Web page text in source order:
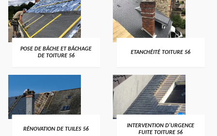
>
POSE DE BÂCHE ET BÂCHAGE
DE TOITURE 56
>
ETANCHÉITÉ TOITURE 56
>
RÉNOVATION DE TUILES 56 >
INTERVENTION D'URGENCE
FUITE TOITURE 56